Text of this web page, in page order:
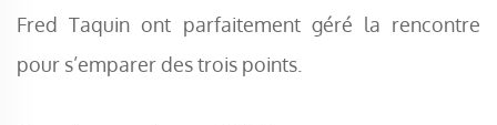
Fred Taquin ont parfaitement géré la rencontre
pour s’emparer des trois points.